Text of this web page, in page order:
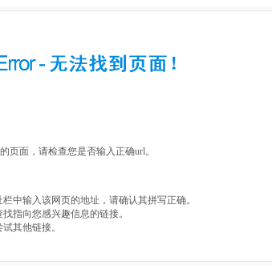
页面，请检查您是否输入正确url。
栏中输入该网页的地址，请确认其拼写正确。
找指向您感兴趣信息的链接。
其他链接。